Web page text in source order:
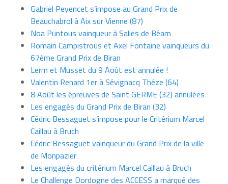
Gabriel Peyencet s’impose au Grand Prix de
Beauchabrol à Aix sur Vienne (87)
Noa Puntous vainqueur à Salies de Béarn
Romain Campistrous et Axel Fontaine vainqueurs du
67ème Grand Prix de Biran
Lerm et Musset du 9 Août est annulée !
Valentin Renard 1er à Sévignacq Théze (64)
8 Août les épreuves de Saint GERME (32) annulées
Les engagés du Grand Prix de Biran (32)
Cédric Bessaguet s’impose pour le Critérium Marcel
Caillau à Bruch
Cédric Bessaguet vainqueur du Grand Prix de la ville
de Monpazier
Les engagés du critérium Marcel Caillau à Bruch
Le Challenge Dordogne des ACCESS a marqué des